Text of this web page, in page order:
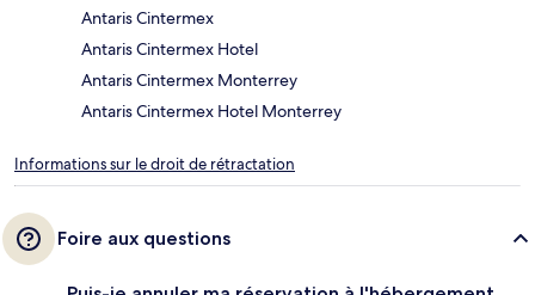
Antaris Cintermex
Antaris Cintermex Hotel
Antaris Cintermex Monterrey
Antaris Cintermex Hotel Monterrey
Informations sur le droit de rétractation
Foire aux questions